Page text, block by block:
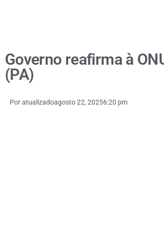
Governo reafirma à
(PA)
Poratualizadoagosto 22, 20256:20 pm